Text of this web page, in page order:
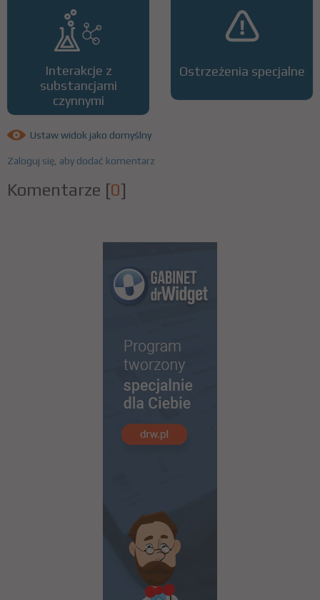
Interakcje z
substancjami
czynnymi
Ostrzeżenia specjalne
Ustaw widok jako domyślny
Zaloguj się, aby dodać komentarz
Komentarze [0]